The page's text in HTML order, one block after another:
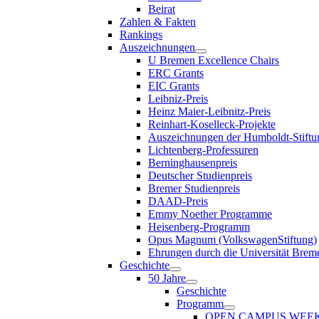
Beirat
Zahlen & Fakten
Rankings
Auszeichnungen
U Bremen Excellence Chairs
ERC Grants
EIC Grants
Leibniz-Preis
Heinz Maier-Leibnitz-Preis
Reinhart-Koselleck-Projekte
Auszeichnungen der Humboldt-
Lichtenberg-Professuren
Berninghausenpreis
Deutscher Studienpreis
Bremer Studienpreis
DAAD-Preis
Emmy Noether Programme
Heisenberg-Programm
Opus Magnum (VolkswagenStiftung)
Ehrungen durch die Universität
Geschichte
50 Jahre
Geschichte
Programm
OPEN CAMPUS